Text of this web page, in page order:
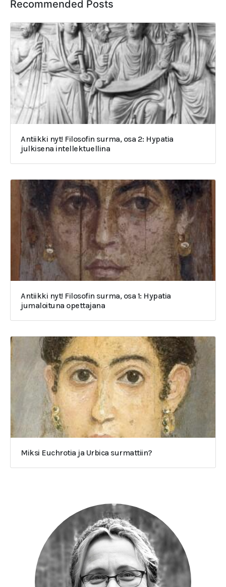
Recommended Posts
Antiikki nyt! Filosofin surma, osa 2: Hypatia
julkisena intellektuellina
Antiikki nyt! Filosofin surma, osa 1: Hypatia
jumaloituna opettajana
Miksi Euchrotia ja Urbica surmattiin?